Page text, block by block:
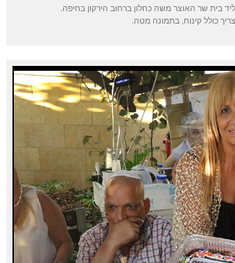
שר האוצר משה כחלון ברחוב הירקון בחיפה.
כולל קינוח, בתמונה מטה.